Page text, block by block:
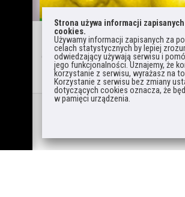
Strona używa informacji
cookies.
Używamy informacji zapisanych za
celach statystycznych by lepiej
odwiedzający używają serwisu i
jego funkcjonalności. Uznajemy, że
korzystanie z serwisu, wyrażasz na
Korzystanie z serwisu bez zmiany
dotyczących cookies oznacza, że
w pamięci urządzenia.